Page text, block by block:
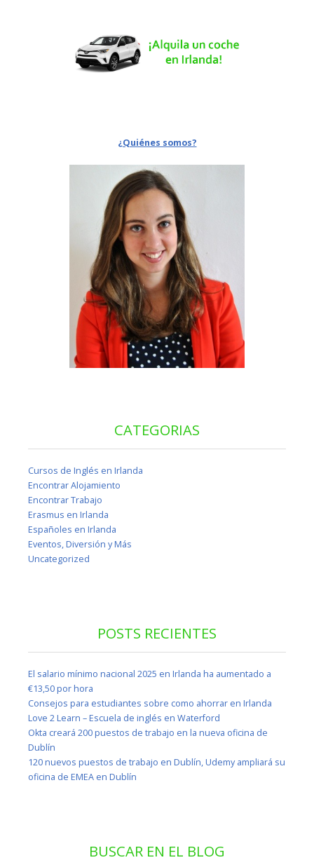
¿Quiénes somos?
CATEGORIAS
Cursos de Inglés en Irlanda
Encontrar Alojamiento
Encontrar Trabajo
Erasmus en Irlanda
Españoles en Irlanda
Eventos, Diversión y Más
Uncategorized
POSTS RECIENTES
El salario mínimo nacional 2025 en Irlanda ha aumentado a
€13,50 por hora
Consejos para estudiantes sobre como ahorrar en Irlanda
Love 2 Learn – Escuela de inglés en Waterford
Okta creará 200 puestos de trabajo en la nueva oficina de
Dublín
120 nuevos puestos de trabajo en Dublín, Udemy ampliará su
oficina de EMEA en Dublín
BUSCAR EN EL BLOG